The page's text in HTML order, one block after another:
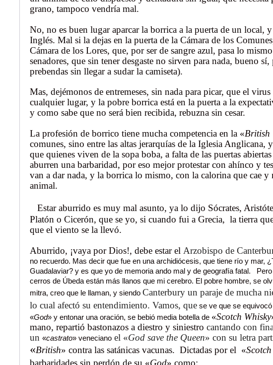
grano, tampoco vendría mal.
No, no es buen lugar aparcar la borrica a la puerta de un local,
Inglés. Mal si la dejas en la puerta de la Cámara de los
Cámara de los Lores, que, por ser de sangre azul, pasa lo
senadores, que sin tener desgaste no sirven para nada, bueno
prebendas sin llegar a sudar la camiseta).
Mas, dejémonos de entremeses, sin nada para picar, que el
cualquier lugar, y la pobre borrica está en la puerta a la
y como sabe que no será bien recibida, rebuzna sin cesar.
La profesión de borrico tiene mucha competencia en la «British
comunes, sino entre las altas jerarquías de la Iglesia Anglicana,
que quienes viven de la sopa boba, a falta de las puertas
aburren una barbaridad, por eso mejor protestar con ahínco y
van a dar nada, y la borrica lo mismo, con la calorina que cae y
animal.
Estar aburrido es muy mal asunto, ya lo dijo Sócrates,
Platón o Cicerón, que se yo, si cuando fui a Grecia, la tierra
que el viento se la llevó.
Aburrido, ¡vaya por Dios!, debe estar el Arzobispo de
no recuerdo. Mas decir que fue en una archidiócesis, que tiene río y mar,
Guadalaviar? y es que yo de memoria ando mal y de geografía fatal.
cerros de Úbeda están más llanos que mi cerebro. El pobre hombre, se
mitra, creo que le llaman, y siendo Canterbury un paraje de mucha
lo cual afectó su entendimiento. Vamos, que se ve que se
«God» y entonar una oración, se bebió media botella de «Scotch Whisky
mano, repartió bastonazos a diestro y siniestro cantando con
un «castrato» veneciano el «God save the Queen» con su letra
«British» contra las satánicas vacunas. Dictadas por el «
barbaridades sin perdón de su «God» como: